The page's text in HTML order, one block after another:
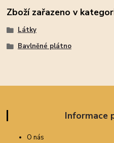
Zboží zařazeno v
Látky
Bavlněné plátno
Informace
O nás